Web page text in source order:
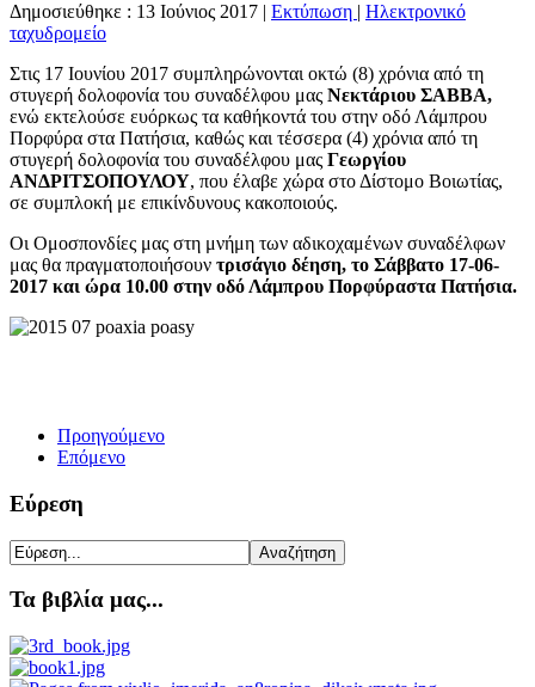
Δημοσιεύθηκε : 13 Ιούνιος 2017 | Εκτύπωση | Ηλεκτρονικό
ταχυδρομείο
Στις 17 Ιουνίου 2017 συμπληρώνονται οκτώ (8) χρόνια από τη
στυγερή δολοφονία του συναδέλφου μας Νεκτάριου ΣΑΒΒΑ,
ενώ εκτελούσε ευόρκως τα καθήκοντά του στην οδό Λάμπρου
Πορφύρα στα Πατήσια, καθώς και τέσσερα (4) χρόνια από τη
στυγερή δολοφονία του συναδέλφου μας Γεωργίου
ΑΝΔΡΙΤΣΟΠΟΥΛΟΥ, που έλαβε χώρα στο Δίστομο Βοιωτίας,
σε συμπλοκή με επικίνδυνους κακοποιούς.
Οι Ομοσπονδίες μας στη μνήμη των αδικοχαμένων συναδέλφων
μας θα πραγματοποιήσουν τρισάγιο δέηση, το Σάββατο 17-06-
2017 και ώρα 10.00 στην οδό Λάμπρου Πορφύραστα Πατήσια.
Προηγούμενο
Επόμενο
Εύρεση
Τα βιβλία μας...